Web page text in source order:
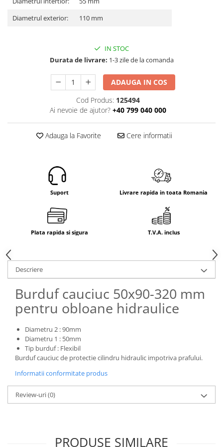
Electrice
Mecanice
Cilindru hidraulic si burduf
Hidraulice
Mecanice
Pompe si motoare electrice
Burdufuri si cilindri hidraulici
Role, bucsi si bolturi
BEHRENS
Bolturi - role - bucse
Burdufe si cilindri
Electrice
Hidraulice
Motoare electrice si pompe
SÖRENSEN
Mecanice
Electrice
Diametrul exterior:
110 mm
IN STOC
Durata de livrare: 1-3 zile de la comanda
ADAUGA IN COS
Cod Produs: 125494
Ai nevoie de ajutor? +40 799 040 000
Adauga la Favorite Cere informatii
Suport Livrare rapida in toata Romania
Plata rapida si sigura T.V.A. inclus
Descriere
Burduf cauciuc 50x90-320 mm
pentru obloane hidraulice
Diametru 2 : 90mm
Diametru 1 : 50mm
Tip burduf : Flexibil
Burduf cauciuc de protectie cilindru hidraulic impotriva prafului.
Informatii conformitate produs
Review-uri(0)
PRODUSE SIMILARE